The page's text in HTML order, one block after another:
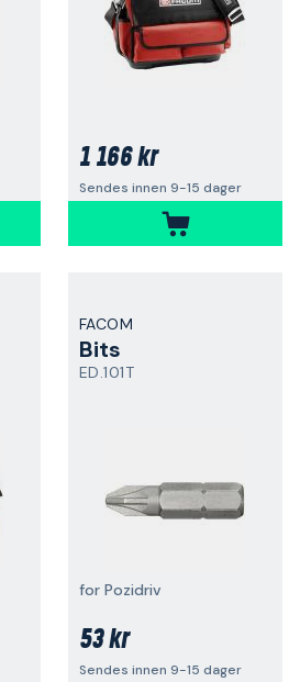
1 166 kr
Sendes innen 9-15 dager
FACOM
Bits
ED.101T
for Pozidriv
53 kr
Sendes innen 9-15 dager